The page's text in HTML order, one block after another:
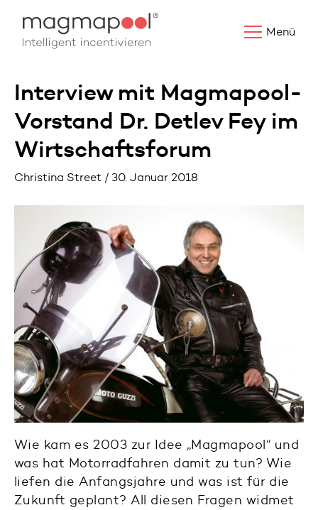
Menü
Interview mit Magmapool-
Vorstand Dr. Detlev Fey im
Wirtschaftsforum
Christina Street / 30. Januar 2018
Wie kam es 2003 zur Idee „Magmapool“ und
was hat Motorradfahren damit zu tun? Wie
liefen die Anfangsjahre und was ist für die
Zukunft geplant? All diesen Fragen widmet